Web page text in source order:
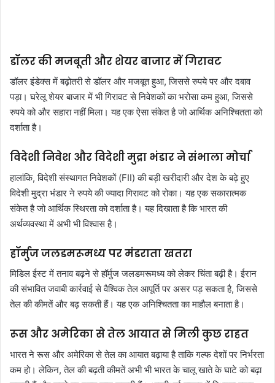
डॉलर की मजबूती और शेयर बाजार में गिरावट
डॉलर इंडेक्स में बढ़ोतरी से डॉलर और मजबूत हुआ, जिससे रुपये पर और दबाव
पड़ा। घरेलू शेयर बाजार में भी गिरावट से निवेशकों का भरोसा कम हुआ, जिससे
रुपये को और सहारा नहीं मिला। यह एक ऐसा संकेत है जो आर्थिक अनिश्चितता को
दर्शाता है।
विदेशी निवेश और विदेशी मुद्रा भंडार ने संभाला मोर्चा
हालांकि, विदेशी संस्थागत निवेशकों (FII) की बड़ी खरीदारी और देश के बढ़े हुए
विदेशी मुद्रा भंडार ने रुपये की ज्यादा गिरावट को रोका। यह एक सकारात्मक
संकेत है जो आर्थिक स्थिरता को दर्शाता है। यह दिखाता है कि भारत की
अर्थव्यवस्था में अभी भी विश्वास है।
हॉर्मुज जलडमरूमध्य पर मंडराता खतरा
मिडिल ईस्ट में तनाव बढ़ने से हॉर्मुज जलडमरूमध्य को लेकर चिंता बढ़ी है। ईरान
की संभावित जवाबी कार्रवाई से वैश्विक तेल आपूर्ति पर असर पड़ सकता है, जिससे
तेल की कीमतें और बढ़ सकती हैं। यह एक अनिश्चितता का माहौल बनाता है।
रूस और अमेरिका से तेल आयात से मिली कुछ राहत
भारत ने रूस और अमेरिका से तेल का आयात बढ़ाया है ताकि गल्फ देशों पर निर्भरता
कम हो। लेकिन, तेल की बढ़ती कीमतें अभी भी भारत के चालू खाते के घाटे को बढ़ा